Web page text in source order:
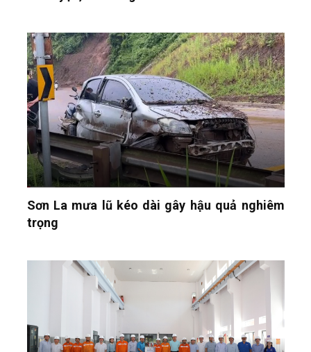
Sơn La mưa lũ kéo dài gây hậu quả nghiêm
trọng